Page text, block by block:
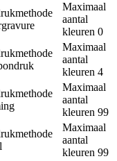
Maximaal
aantal
kleuren 0
Maximaal
aantal
kleuren 4
Maximaal
aantal
kleuren 99
Maximaal
aantal
kleuren 99